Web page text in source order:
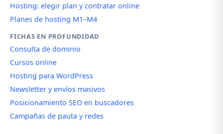
Hosting: elegir plan y contratar online
Planes de hosting M1–M4
FICHAS EN PROFUNDIDAD
Consulta de dominio
Cursos online
Hosting para WordPress
Newsletter y envíos masivos
Posicionamiento SEO en buscadores
Campañas de pauta y redes